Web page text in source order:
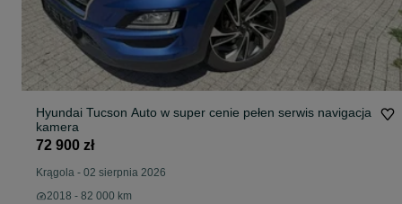
Hyundai Tucson Auto w super cenie pełen serwis navigacja
kamera
72 900 zł
Krągola - 02 sierpnia 2026
2018 - 82 000 km